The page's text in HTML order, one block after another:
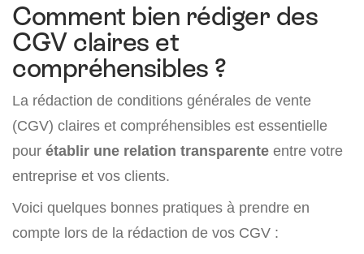
Comment bien rédiger des
CGV claires et
compréhensibles ?
La rédaction de conditions générales de vente
(CGV) claires et compréhensibles est essentielle
pour établir une relation transparente entre votre
entreprise et vos clients.
Voici quelques bonnes pratiques à prendre en
compte lors de la rédaction de vos CGV :